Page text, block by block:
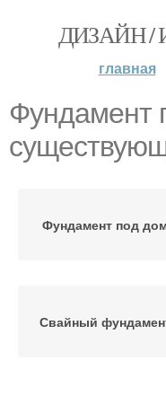
ДИЗАЙН /
главная
Фундамент
Фундамент под
Свайный